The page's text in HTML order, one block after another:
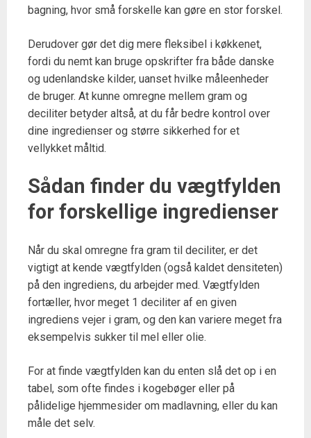
bagning, hvor små forskelle kan gøre en stor forskel.
Derudover gør det dig mere fleksibel i køkkenet,
fordi du nemt kan bruge opskrifter fra både danske
og udenlandske kilder, uanset hvilke måleenheder
de bruger. At kunne omregne mellem gram og
deciliter betyder altså, at du får bedre kontrol over
dine ingredienser og større sikkerhed for et
vellykket måltid.
Sådan finder du vægtfylden
for forskellige ingredienser
Når du skal omregne fra gram til deciliter, er det
vigtigt at kende vægtfylden (også kaldet densiteten)
på den ingrediens, du arbejder med. Vægtfylden
fortæller, hvor meget 1 deciliter af en given
ingrediens vejer i gram, og den kan variere meget fra
eksempelvis sukker til mel eller olie.
For at finde vægtfylden kan du enten slå det op i en
tabel, som ofte findes i kogebøger eller på
pålidelige hjemmesider om madlavning, eller du kan
måle det selv.